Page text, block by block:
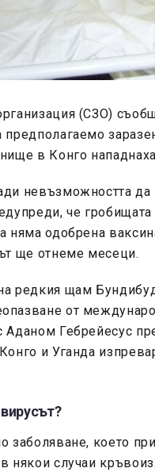
(СЗО)
предполагаемо
в Конго
невъзможността да
че
няма одобрена
ще отнеме месеци.
редкия щам
от
Аданом Гебрейесус
и Уганда
заболяване, което
някои случаи